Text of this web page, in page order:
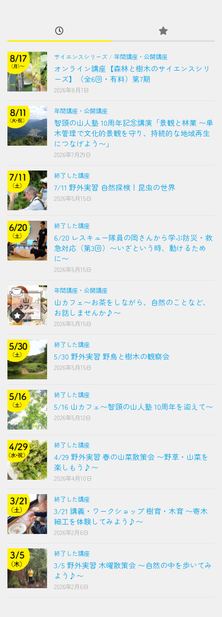
サイエンスシリーズ / 年間講座・公開講座
オンライン講座【森林と樹木のサイエンスシリ
ーズ】（全6回・有料）第7期
2026年8月7日
年間講座・公開講座
智頭の山人塾 10周年記念講演「景観と林業 〜単
木管理で文化的景観を守り、持続的な地域再生
につなげよう〜」
2026年7月29日
終了した講座
7/11 野外実習 自然探検！昆虫の世界
2026年5月15日
終了した講座
6/20 レスキュー隊員の岡さんから学ぶ防災・救
急対応（第3回）〜いざという時、動けるため
に〜
2026年5月15日
年間講座・公開講座
山カフェ〜お茶をしながら、自然のことなど、
お話しませんか♪〜
2026年5月15日
終了した講座
5/30 野外実習 野鳥と樹木の観察会
2026年5月15日
終了した講座
5/16 山カフェ〜智頭の山人塾 10周年を迎えて〜
2026年5月12日
終了した講座
4/29 野外実習 春の山菜散策会 〜野草・山菜を
楽しもう♪〜
2026年4月10日
終了した講座
3/21 講義・ワークショップ 樹育・木育 〜寄木
細工を体験してみよう♪〜
2026年2月6日
終了した講座
3/5 野外実習 木曜散策会 〜自然の中を歩いてみ
よう♪〜
2026年2月6日